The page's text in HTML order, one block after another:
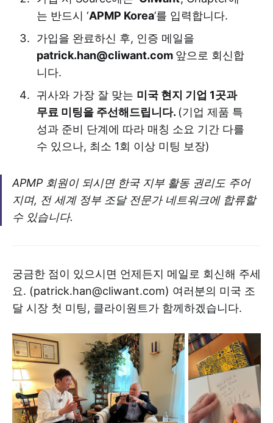
는 반드시 ‘APMP Korea’를 입력합니다.
가입을 완료하신 후, 인증 메일을
patrick.han@cliwant.com 앞으로 회신합
니다.
귀사와 가장 잘 맞는 미국 현지 기업 1곳과
무료 미팅을 주선해드립니다. (기업 제품 특
성과 준비 단계에 따라 매칭 소요 기간 다를
수 있으나, 최소 1회 이상 미팅 보장)
APMP 회원이 되시면 한국 지부 활동 권리도 주어
지며, 전 세계 정부 조달 전문가 네트워크에 합류할
수 있습니다.
궁금한 점이 있으시면 언제든지 메일로 회신해 주세
요. (patrick.han@cliwant.com) 여러분의 미국 조
달 시장 첫 미팅, 클라이원트가 함께하겠습니다.